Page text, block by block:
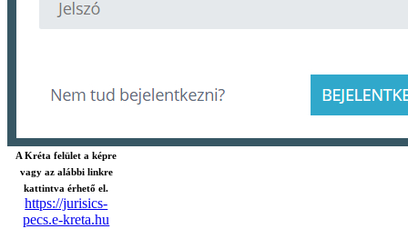
A Kréta felület a képre
vagy az alábbi linkre
kattintva érhető el.
https://jurisics-
pecs.e-kreta.hu